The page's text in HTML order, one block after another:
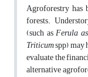
Agroforestry
forests.
(such asFerula
Triticumspp) may
evaluate the
alternative